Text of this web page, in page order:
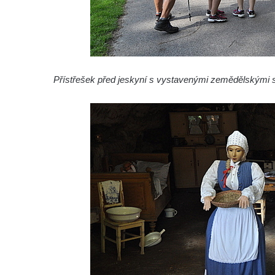
Auto moto muzeum ve Františkových
Lázních
Hornické muzeum Krásno (areál cínového
Národní zemědělské muzeum Ohrada
Muzeum vozidel, techniky a řemesel v
Pořežanech
Městské muzeum Chrastava
Hasičské muzeum Skalná na hradě
Vildštejně (a další expozice)
Muzeum hraček v Jablonci nad Nisou
Sklářské muzeum v Kamenickém Šenově
Muzeum Sokolov
Až do města Aš (národopisné a textilní
Přístřešek před jeskyní s vystavenými zemědělskými